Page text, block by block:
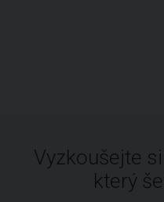
Vyzkoušejte
který